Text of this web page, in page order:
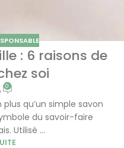
: 6 raisons de
soi
0
qu’un simple savon
du savoir-faire
Utilisé ...